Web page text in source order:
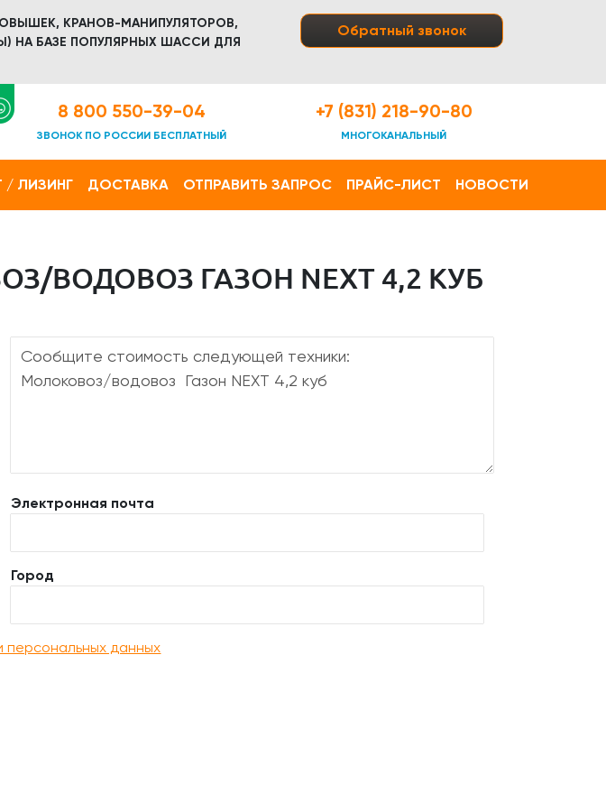
КРАНОВ-МАНИПУЛЯТОРОВ,
НА БАЗЕ ПОПУЛЯРНЫХ ШАССИ ДЛЯ
Обратный звонок
8 800 550-39-04
ЗВОНОК ПО РОССИИ БЕСПЛАТНЫЙ
+7 (831) 218-90-80
МНОГОКАНАЛЬНЫЙ
/ ЛИЗИНГ ДОСТАВКА ОТПРАВИТЬ ЗАПРОС ПРАЙС-ЛИСТ НОВОСТИ
ВОДОВОЗ ГАЗОН NEXT 4,2 КУБ
Электронная почта
Город
персональных данных